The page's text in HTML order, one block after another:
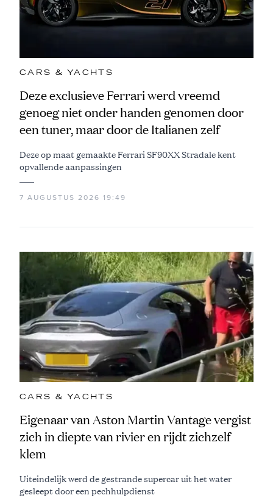
CARS & YACHTS
Deze exclusieve Ferrari werd vreemd
genoeg niet onder handen genomen door
een tuner, maar door de Italianen zelf
Deze op maat gemaakte Ferrari SF90XX Stradale kent
opvallende aanpassingen
7 AUGUSTUS 2026 19:49
CARS & YACHTS
Eigenaar van Aston Martin Vantage vergist
zich in diepte van rivier en rijdt zichzelf
klem
Uiteindelijk werd de gestrande supercar uit het water
gesleept door een pechhulpdienst